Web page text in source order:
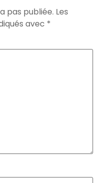
pas publiée. Les
avec *